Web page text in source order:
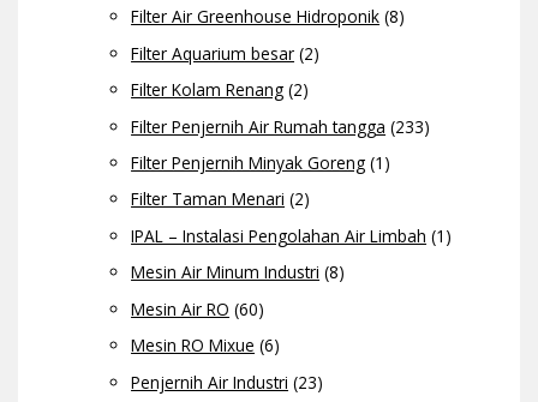
Filter Air Greenhouse Hidroponik (8)
Filter Aquarium besar (2)
Filter Kolam Renang (2)
Filter Penjernih Air Rumah tangga (233)
Filter Penjernih Minyak Goreng (1)
Filter Taman Menari (2)
IPAL – Instalasi Pengolahan Air Limbah (1)
Mesin Air Minum Industri (8)
Mesin Air RO (60)
Mesin RO Mixue (6)
Penjernih Air Industri (23)